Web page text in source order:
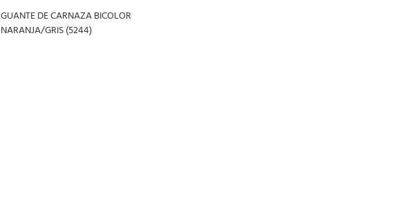
GUANTE DE CARNAZA BICOLOR
NARANJA/GRIS (5244)